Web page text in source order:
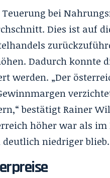
bei
Dies ist auf
Dadurch konnte
werden. „Der
bestätigt Rainer
höher war als im
niedriger blieb.